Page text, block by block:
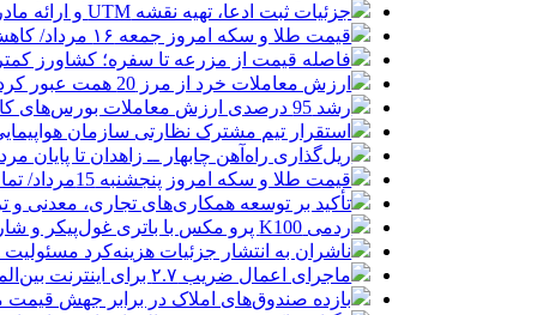
جزئیات ثبت ادعا، تهیه نقشه UTM و ارائه مادر سند اعلام شد
قیمت طلا و سکه امروز جمعه ۱۶ مرداد/ کاهش قیمت ها+ جدول و جزییات
فاصله قیمت از مزرعه تا سفره؛ کشاورز
ارزش معاملات خرد از مرز 20 همت عبور کرد
رشد 95 درصدی ارزش معاملات بورس‌های کالایی
استقرار تیم مشترک نظارتی سازمان
ریل‌گذاری راه‌آهن چابهار ــ زاهدان تا پایان
قیمت طلا و سکه امروز پنجشنبه 15مرداد/ تمام قیمت ها بر مدار افزایش + جدول
تأکید بر توسعه همکاری‌های تجاری، معدنی و
ردمی K100 پرو مکس با باتری غول‌پیکر و شارژ بی‌سیم روانه بازار می‌شود
ناشران به انتشار جزئیات هزینه‌کرد
ماجرای اعمال ضریب ۲.۷ برای اینترنت بین‌الملل چیست؟
بازده صندوق‌های املاک در برابر جهش